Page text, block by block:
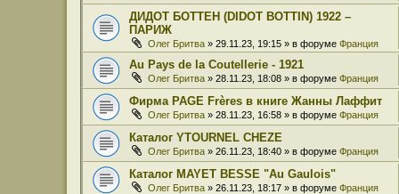
ДИДОТ БОТТЕН (DIDOT BOTTIN) 1922 –
ПАРИЖ
Олег Бритва » 29.11.23, 19:15 » в форуме Франция
Au Pays de la Coutellerie - 1921
Олег Бритва » 28.11.23, 18:08 » в форуме Франция
Фирма PAGE Frères в книге Жанны Лаффит
Олег Бритва » 28.11.23, 16:58 » в форуме Франция
Каталог YTOURNEL CHEZE
Олег Бритва » 26.11.23, 18:40 » в форуме Франция
Каталог MAYET BESSE "Au Gaulois"
Олег Бритва » 26.11.23, 18:17 » в форуме Франция